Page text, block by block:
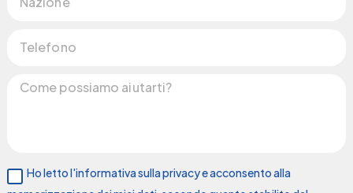
Ho letto l'informativa sulla privacy e acconsento alla